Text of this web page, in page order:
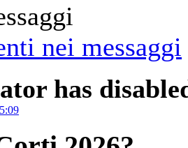
has